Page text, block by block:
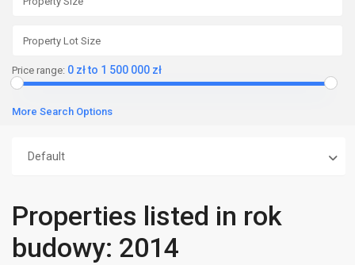
Price range: 0 zł to 1 500 000 zł
More Search Options
Default
Properties listed in rok
budowy: 2014